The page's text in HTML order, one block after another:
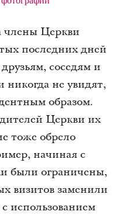
члены Церкви
последних дней
соседям и
не увидят,
образом.
Церкви их
тоже обрело
начиная с
были ограничены,
визитов заменили
использованием